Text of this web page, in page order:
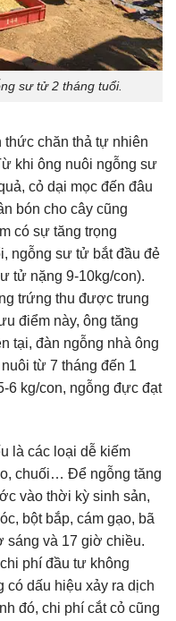
sư tử 2 tháng tuổi.
chăn thả tự nhiên
khi ông nuôi ngỗng sư
cỏ dại mọc đến đâu
bón cho cây cũng
có sự tăng trọng
ngỗng sư tử bắt đầu đẻ
tử nặng 9-10kg/con).
trứng thu được trung
điểm này, ông tăng
tại, đàn ngỗng nhà ông
từ 7 tháng đến 1
6 kg/con, ngỗng đực đạt
là các loại dễ kiếm
chuối… Để ngỗng tăng
vào thời kỳ sinh sản,
bột bắp, cám gạo, bã
sáng và 17 giờ chiều.
phí đầu tư không
có dấu hiệu xảy ra dịch
đó, chi phí cắt cỏ cũng